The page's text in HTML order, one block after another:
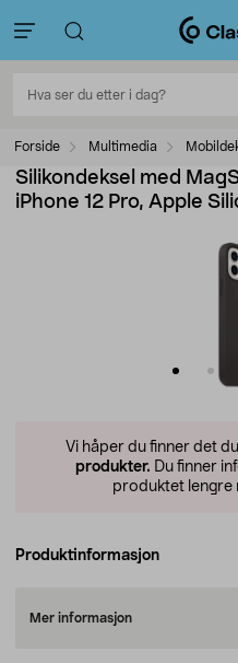
Forside Multimedia
Silikondeksel med
iPhone 12 Pro, Apple
Vi håper du finner det
produkter. Du finner
produktet lengre
Produktinformasjon
Mer informasjon